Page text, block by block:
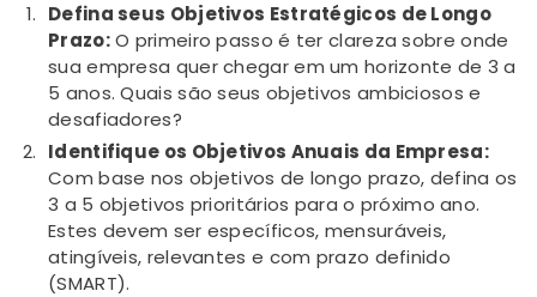
Defina seus Objetivos Estratégicos de Longo
Prazo:O primeiro passo é ter clareza sobre onde
sua empresa quer chegar em um horizonte de 3 a
5 anos. Quais são seus objetivos ambiciosos e
desafiadores?
Identifique os Objetivos Anuais da Empresa:
Com base nos objetivos de longo prazo, defina os
3 a 5 objetivos prioritários para o próximo ano.
Estes devem ser específicos, mensuráveis,
atingíveis, relevantes e com prazo definido
(SMART).